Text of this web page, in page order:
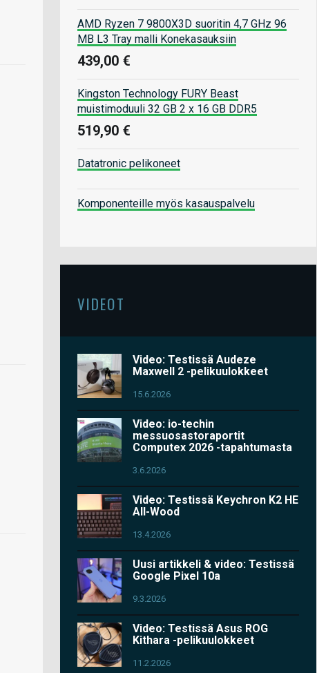
AMD Ryzen 7 9800X3D suoritin 4,7 GHz 96
MB L3 Tray malli Konekasauksiin
439,00 €
Kingston Technology FURY Beast
muistimoduuli 32 GB 2 x 16 GB DDR5
519,90 €
Datatronic pelikoneet
Komponenteille myös kasauspalvelu
VIDEOT
Video: Testissä Audeze
Maxwell 2 -pelikuulokkeet
15.6.2026
Video: io-techin
messuosastoraportit
Computex 2026 -tapahtumasta
3.6.2026
Video: Testissä Keychron K2 HE
All-Wood
13.4.2026
Uusi artikkeli & video: Testissä
Google Pixel 10a
9.3.2026
Video: Testissä Asus ROG
Kithara -pelikuulokkeet
11.2.2026